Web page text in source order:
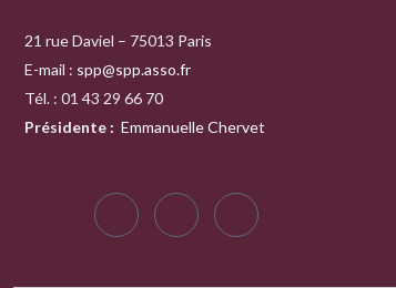
21 rue Daviel – 75013 Paris
E-mail : spp@spp.asso.fr
Tél. : 01 43 29 66 70
Présidente : Emmanuelle Chervet